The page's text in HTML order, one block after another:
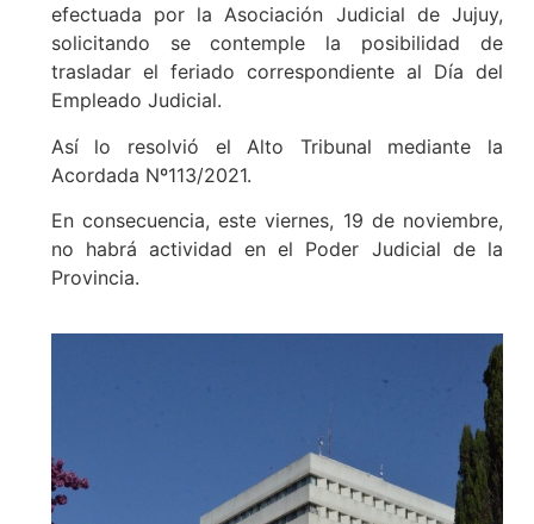
efectuada por la Asociación Judicial de Jujuy,
solicitando se contemple la posibilidad de
trasladar el feriado correspondiente al Día del
Empleado Judicial.
Así lo resolvió el Alto Tribunal mediante la
Acordada Nº113/2021.
En consecuencia, este viernes, 19 de noviembre,
no habrá actividad en el Poder Judicial de la
Provincia.